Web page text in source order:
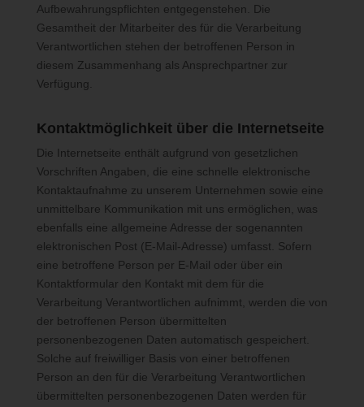
Aufbewahrungspflichten entgegenstehen. Die
Gesamtheit der Mitarbeiter des für die Verarbeitung
Verantwortlichen stehen der betroffenen Person in
diesem Zusammenhang als Ansprechpartner zur
Verfügung.
Kontaktmöglichkeit über die Internetseite
Die Internetseite enthält aufgrund von gesetzlichen
Vorschriften Angaben, die eine schnelle elektronische
Kontaktaufnahme zu unserem Unternehmen sowie eine
unmittelbare Kommunikation mit uns ermöglichen, was
ebenfalls eine allgemeine Adresse der sogenannten
elektronischen Post (E-Mail-Adresse) umfasst. Sofern
eine betroffene Person per E-Mail oder über ein
Kontaktformular den Kontakt mit dem für die
Verarbeitung Verantwortlichen aufnimmt, werden die von
der betroffenen Person übermittelten
personenbezogenen Daten automatisch gespeichert.
Solche auf freiwilliger Basis von einer betroffenen
Person an den für die Verarbeitung Verantwortlichen
übermittelten personenbezogenen Daten werden für
Verantwortlichen, damit sich dieser im Falle einer
Rechtsverletzung gegebenenfalls exkulpieren könnte. Es erfolgt
keine Weitergabe dieser erhobenen personenbezogenen Daten
an Dritte, sofern eine solche Weitergabe nicht gesetzlich
vorgeschrieben ist oder der Rechtsverteidigung des für die
Gravatar
Bei Kommentaren wird auf den Gravatar Service von Auttomatic
zurückgegriffen. Gravatar gleicht Ihre Email-Adresse ab und
bildet – sofern Sie dort registriert sind – Ihr Avatar-Bild neben
dem Kommentar ab. Sollten Sie nicht registriert sein, wird kein
Bild angezeigt. Zu beachten ist, dass alle registrierten
WordPress-User automatisch auch bei Gravatar registriert sind.
Hosting
Die von uns in Anspruch genommenen Hosting-Leistungen
dienen der Zurverfügungstellung der folgenden Leistungen: